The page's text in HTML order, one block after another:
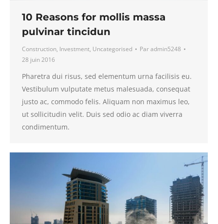
10 Reasons for mollis massa
pulvinar tincidun
Construction, Investment, Uncategorised Paradmin5248
28 juin 2016
Pharetra dui risus, sed elementum urna facilisis eu.
Vestibulum vulputate metus malesuada, consequat
justo ac, commodo felis. Aliquam non maximus leo,
ut sollicitudin velit. Duis sed odio ac diam viverra
condimentum.